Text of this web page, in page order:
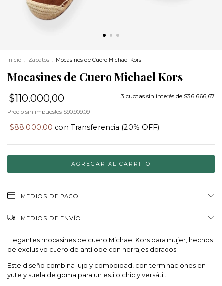
Inicio . Zapatos . Mocasines de Cuero Michael Kors
Mocasines de Cuero Michael Kors
$110.000,00 3 cuotas sin interés de $36.666,67
Precio sin impuestos $90.909,09
$88.000,00 con Transferencia (20% OFF)
MEDIOS DE PAGO
MEDIOS DE ENVÍO
Elegantes mocasines de cuero Michael Kors para mujer, hechos
de exclusivo cuero de antílope con herrajes dorados.
Este diseño combina lujo y comodidad, con terminaciones en
yute y suela de goma para un estilo chic y versátil.